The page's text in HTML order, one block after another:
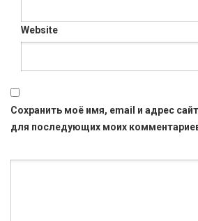
Website
Сохранить моё имя, email и адрес
для последующих моих